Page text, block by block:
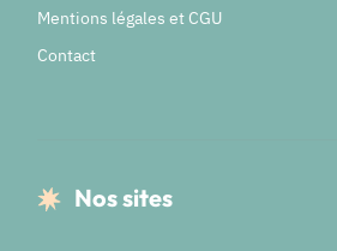
Mentions légales et CGU
Contact
Nos sites